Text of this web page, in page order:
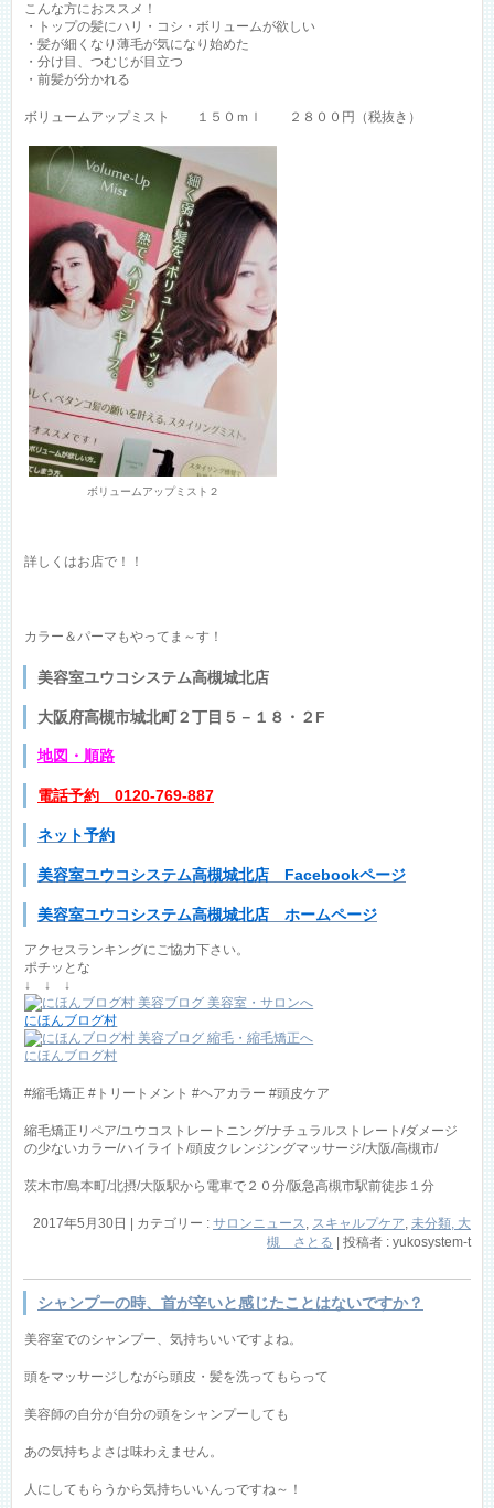
こんな方におススメ！
・トップの髪にハリ・コシ・ボリュームが欲しい
・髪が細くなり薄毛が気になり始めた
・分け目、つむじが目立つ
・前髪が分かれる
ボリュームアップミスト １５０ｍｌ ２８００円（税抜き）
ボリュームアップミスト２
詳しくはお店で！！
カラー＆パーマもやってま～す！
美容室ユウコシステム高槻城北店
大阪府高槻市城北町２丁目５－１８・２F
地図 ・順路
電話予約 0120-769-887
ネット予約
美容室ユウコシステム高槻城北店 Facebookページ
美容室ユウコシステム高槻城北店 ホームページ
アクセスランキングにご協力下さい。
ポチッとな
↓ ↓ ↓
にほんブログ村
にほんブログ村
#縮毛矯正 #トリートメント #ヘアカラー #頭皮ケア
縮毛矯正リペア/ユウコストレートニング/ナチュラルストレート/ダメージ
の少ないカラー/ハイライト/頭皮クレンジングマッサージ/大阪/高槻市/
茨木市/島本町/北摂/大阪駅から電車で２０分/阪急高槻市駅前徒歩１分
2017年5月30日 カテゴリー : サロンニュース, スキャルプケア, 未分類, 大
槻 さとる
投稿者 : yukosystem-t
シャンプーの時、首が辛いと感じたことはないですか？
美容室でのシャンプー、気持ちいいですよね。
頭をマッサージしながら頭皮・髪を洗ってもらって
美容師の自分が自分の頭をシャンプーしても
あの気持ちよさは味わえません。
人にしてもらうから気持ちいいんっですね～！